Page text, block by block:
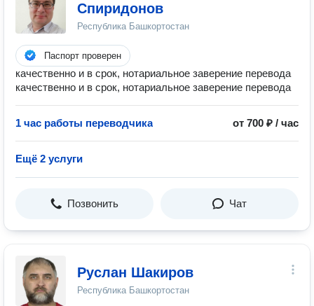
Спиридонов
Республика Башкортостан
Паспорт проверен
качественно и в срок, нотариальное заверение перевода
качественно и в срок, нотариальное заверение перевода
1 час работы переводчика от 700 ₽ / час
Ещё 2 услуги
Позвонить Чат
Руслан Шакиров
Республика Башкортостан